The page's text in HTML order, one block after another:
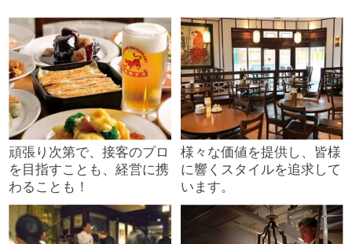
頑張り次第で、接客のプロ
を目指すことも、経営に携
わることも！
様々な価値を提供し、皆様
に響くスタイルを追求して
います。